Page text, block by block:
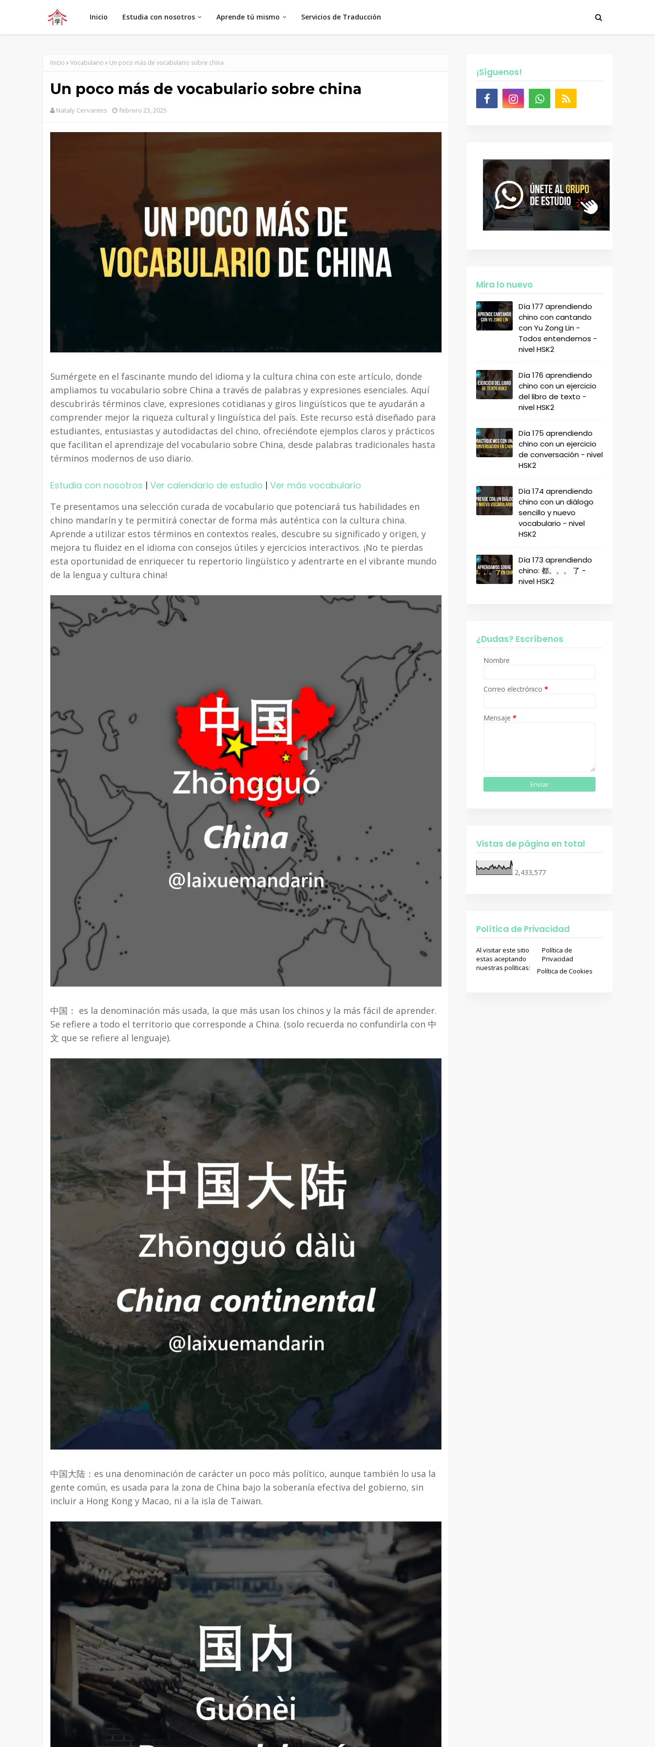
Inicio Estudia con nosotros Aprende tú mismo Servicios de Traducción
Inicio Vocabulario Un poco más de vocabulario sobre china
Un poco más de vocabulario sobre china
Nataly Cervantes febrero 23, 2025
Sumérgete en el fascinante mundo del idioma y la cultura china con este artículo, donde
ampliamos tu vocabulario sobre China a través de palabras y expresiones esenciales. Aquí
descubrirás términos clave, expresiones cotidianas y giros lingüísticos que te ayudarán a
comprender mejor la riqueza cultural y lingüística del país. Este recurso está diseñado para
estudiantes, entusiastas y autodidactas del chino, ofreciéndote ejemplos claros y prácticos
que facilitan el aprendizaje del vocabulario sobre China, desde palabras tradicionales hasta
términos modernos de uso diario.
Estudia con nosotros | Ver calendario de estudio | Ver más vocabulario
Te presentamos una selección curada de vocabulario que potenciará tus habilidades en
chino mandarín y te permitirá conectar de forma más auténtica con la cultura china.
Aprende a utilizar estos términos en contextos reales, descubre su significado y origen, y
mejora tu fluidez en el idioma con consejos útiles y ejercicios interactivos. ¡No te pierdas
esta oportunidad de enriquecer tu repertorio lingüístico y adentrarte en el vibrante mundo
de la lengua y cultura china!
中国： es la denominación más usada, la que más usan los chinos y la más fácil de aprender.
Se refiere a todo el territorio que corresponde a China. (solo recuerda no confundirla con 中
文 que se refiere al lenguaje).
中国大陆：es una denominación de carácter un poco más político, aunque también lo usa la
gente común, es usada para la zona de China bajo la soberanía efectiva del gobierno, sin
incluir a Hong Kong y Macao, ni a la isla de Taiwan.
¡Síguenos!
Mira lo nuevo
Día 177 aprendiendo
chino con cantando
con Yu Zong Lin -
Todos entendemos -
nivel HSK2
Día 176 aprendiendo
chino con un ejercicio
del libro de texto -
nivel HSK2
Día 175 aprendiendo
chino con un ejercicio
de conversación - nivel
HSK2
Día 174 aprendiendo
chino con un diálogo
sencillo y nuevo
vocabulario - nivel
HSK2
Día 173 aprendiendo
chino: 都。。。 了 -
nivel HSK2
¿Dudas? Escríbenos
Nombre
Correo electrónico *
Mensaje *
Vistas de página en total
2,433,577
Política de Privacidad
Al visitar este sitio
estas aceptando
nuestras políticas:
Política de
Privacidad
Política de Cookies